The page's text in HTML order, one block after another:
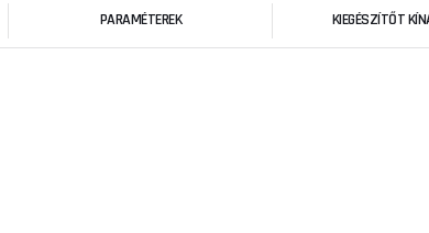
PARAMÉTEREK KIEGÉSZÍTŐT